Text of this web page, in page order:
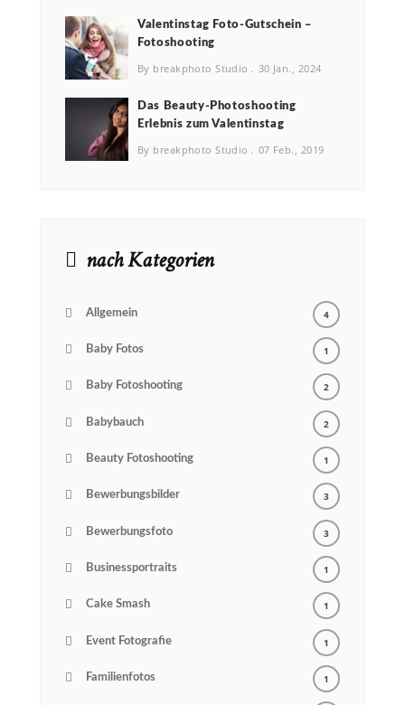
Valentinstag Foto-Gutschein –
Fotoshooting
By breakphoto Studio 30 Jan., 2024
Das Beauty-Photoshooting
Erlebnis zum Valentinstag
By breakphoto Studio 07 Feb., 2019
nach Kategorien
Allgemein 4
Baby Fotos 1
Baby Fotoshooting 2
Babybauch 2
Beauty Fotoshooting 1
Bewerbungsbilder 3
Bewerbungsfoto 3
Businessportraits 1
Cake Smash 1
Event Fotografie 1
Familienfotos 1